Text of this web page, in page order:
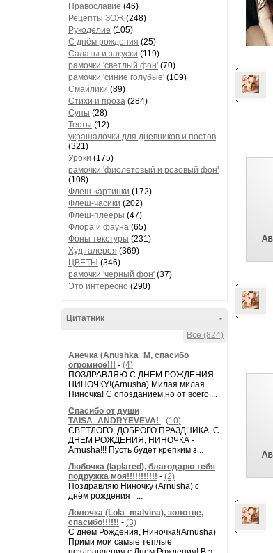
Православие (46)
Рецепты ЗОЖ (248)
Рукоделие (105)
С днём рождения (25)
Салаты и закуски (119)
рамочки 'светлый фон' (70)
рамочки 'синие голубые' (109)
Смайлики (89)
Стихи и проза (284)
Супы (28)
Тесты (12)
украшалочки для дневников и постов
(321)
Уроки (175)
рамочки 'фиолетовый и розовый фон'
(108)
Флеш-картинки (172)
Флеш-часики (202)
Флеш-плееры (47)
Флора и фауна (65)
Фоны текстуры (231)
Худ.галерея (369)
ЦВЕТЫ (346)
рамочки 'черный фон' (37)
Это интересно (290)
-
Цитатник
Все (824)
Анечка (Anushka_M, спасибо
огромное!!! - (4)
ПОЗДРАВЛЯЮ С ДНЕМ РОЖДЕНИЯ
НИНОЧКУ!(Arnusha) Милая милая
Ниночка! С опозданием,но от всего ...
Спасибо от души
TAISA_ANDRYEVEVA! - (10)
СВЕТЛОГО, ДОБРОГО ПРАЗДНИКА, С
ДНЕМ РОЖДЕНИЯ, НИНОЧКА -
Arnusha!!! Пусть будет крепким з...
Любочка (laplared), благодарю тебя
подружка моя!!!!!!!!!!! - (2)
Поздравляю Ниночку (Arnusha) с
днём рождения ...
Лолочка (Lola_malvina), золотце,
спасибо!!!!!! - (3)
С днём Рождения, Ниночка!(Аrnusha)
Прими мои самые теплые